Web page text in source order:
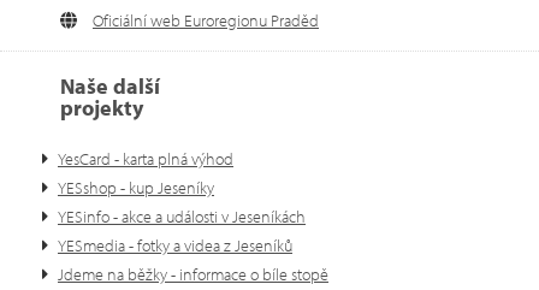
Oficiální web Euroregionu Praděd
Naše další
projekty
YesCard - karta plná výhod
YESshop - kup Jeseníky
YESinfo - akce a události v Jeseníkách
YESmedia - fotky a videa z Jeseníků
Jdeme na běžky - informace o bíle stopě